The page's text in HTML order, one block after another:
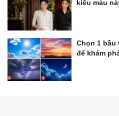
kiểu màu
Chọn 1
để khám